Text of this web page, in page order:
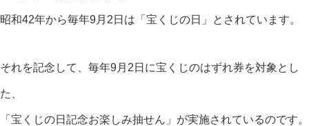
昭和42年から毎年9月2日は「宝くじの日」とされています。
それを記念して、毎年9月2日に宝くじのはずれ券を対象とし
た、
「宝くじの日記念お楽しみ抽せん」が実施されているのです。